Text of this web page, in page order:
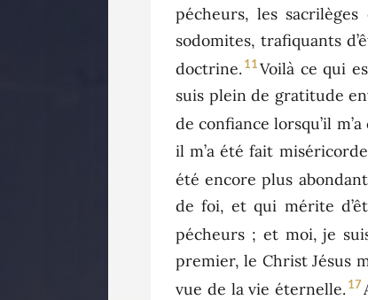
pécheurs, les
sodomites, trafiquants
doctrine. 11 Voilà ce qui
suis plein de gratitude
de confiance lorsqu’il
il m’a été fait
été encore plus
de foi, et qui mérite
pécheurs ; et moi, je
premier, le Christ Jésus
vue de la vie éternelle. 17